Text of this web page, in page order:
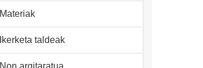
Materiak
Ikerketa taldeak